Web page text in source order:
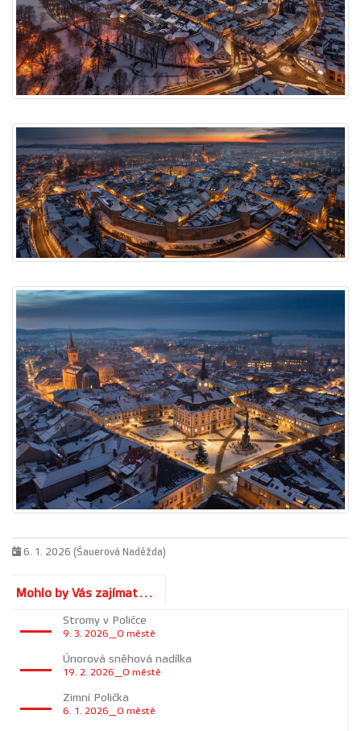
6. 1. 2026 (Šauerová Naděžda)
Mohlo by Vás zajímat...
Stromy v Poličce
9. 3. 2026_O městě
Únorová sněhová nadílka
19. 2. 2026_O městě
Zimní Polička
6. 1. 2026_O městě